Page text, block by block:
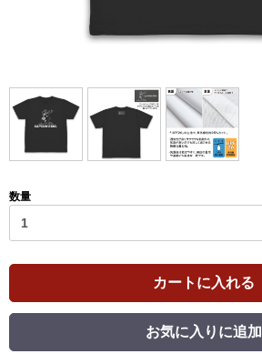
数量
カートに入れる
お気に入りに追加